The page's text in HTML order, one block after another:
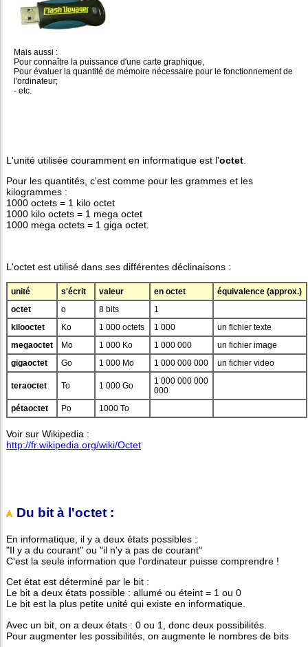
Mais aussi :
Pour connaître la puissance d'une carte graphique,
Pour évaluer la quantité de mémoire nécessaire pour le fonctionnement de
l'ordinateur;
- etc.
L'unité utilisée couramment en informatique est l'octet
Pour les quantités, c'est comme pour les grammes et les
kilogrammes :
1000 octets = 1 kilo octet
1000 kilo octets = 1 mega octet
1000 mega octets = 1 giga octet.
L'octet est utilisé dans ses différentes déclinaisons :
unité s'écrit valeur en octet
équivalence (approx.)
octet
o 8 bits
1
kilooctet
Ko 1 000 octets 1 000
un fichier texte
megaoctet
Mo 1 000 Ko 1 000 000
un fichier image
gigaoctet
Go 1 000 Mo 1 000 000 000 un fichier video
teraoctet To 1 000 Go
1 000 000 000
000
pétaoctet
Po 1000 To
Voir sur Wikipedia :
http://fr.wikipedia.org/wiki/Octet
Du bit à l'octet :
En informatique, il y a deux états possibles :
"Il y a du courant" ou "il n'y a pas de courant"
C'est la seule information que l'ordinateur puisse comprendre !
Cet état est déterminé par le bit :
Le bit a deux états possible : allumé ou éteint = 1 ou 0
Le bit est la plus petite unité qui existe en informatique.
Avec un bit, on a deux états : 0 ou 1, donc deux possibilités.
Pour augmenter les possibilités, on augmente le nombres de bits